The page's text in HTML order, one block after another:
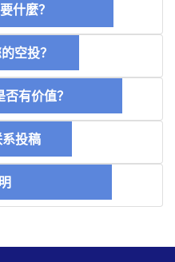
要什麼？
空投？
否有价值？
投稿
明